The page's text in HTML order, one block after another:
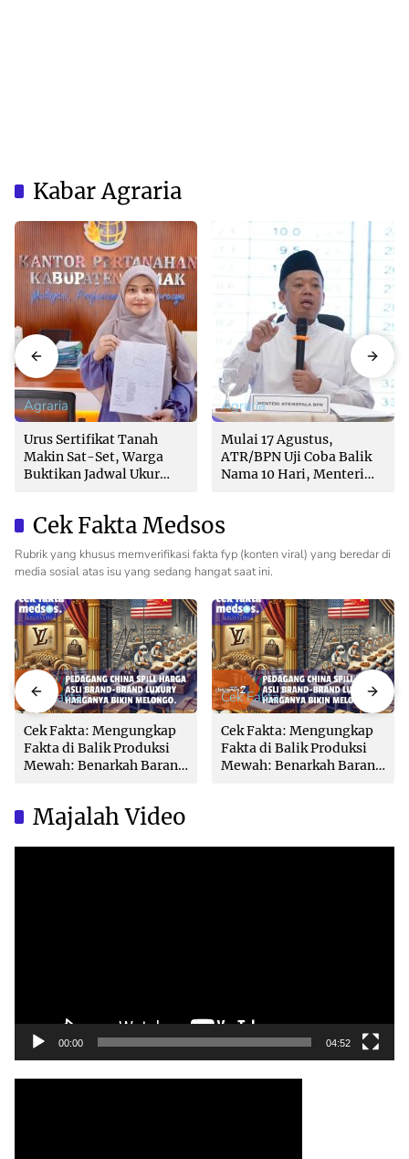
Kabar Agraria
Agraria
Urus Sertifikat Tanah
Makin Sat-Set, Warga
Buktikan Jadwal Ukur
Agraria
Mulai 17 Agustus,
ATR/BPN Uji Coba Balik
Nama 10 Hari, Menteri
Cek Fakta Medsos
Rubrik yang khusus memverifikasi fakta fyp (konten viral) yang beredar di
media sosial atas isu yang sedang hangat saat ini.
Cek Fakta
Cek Fakta: Mengungkap
Fakta di Balik Produksi
Mewah: Benarkah Barang
Cek Fakta
Cek Fakta: Mengungkap
Fakta di Balik Produksi
Mewah: Benarkah Barang
Majalah Video
00:00 04:52